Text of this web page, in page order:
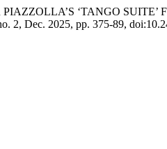
‘TANGO
2, Dec. 2025, pp. 375-89,